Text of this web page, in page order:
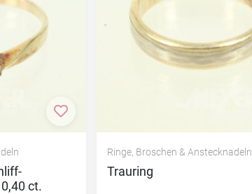
Zur Merkliste hinzufügen
ct.
Ringe, Broschen & Anstecknadeln
Trauring